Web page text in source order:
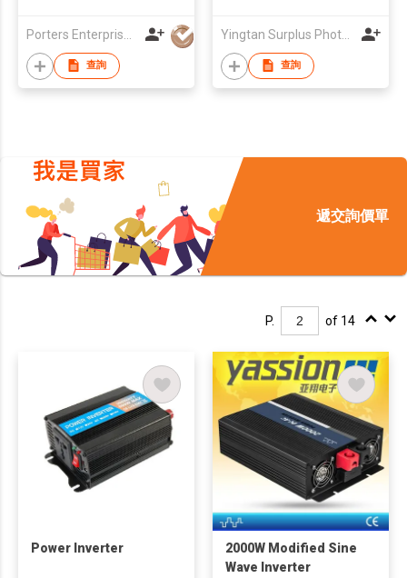
查詢
Yingtan Surplus Photoelectric Technology Co.LTD
查詢
遞交詢價單
P. of 14
Power Inverter
2000W Modified Sine
Wave Inverter